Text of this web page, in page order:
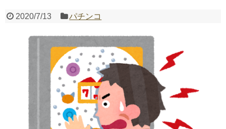
Powered by livedoor 相互RSS
2020/7/13 パチンコ